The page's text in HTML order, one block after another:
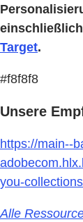
einschließlich
Target.
#f8f8f8
Unsere
https://main--
you-
Alle